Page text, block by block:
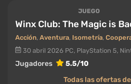
JUEGO
Winx Club: The Magic is
Acción, Aventura, Isometría,
30 abril 2026 PC, PlayStation 5,
Jugadores
5.5/10
Todas las ofertas